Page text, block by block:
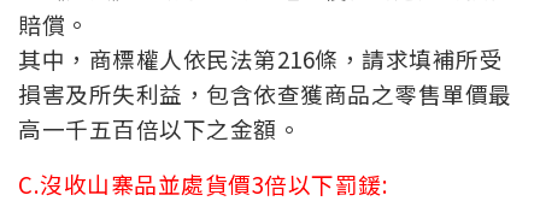
賠償。
其中，商標權人依民法第216條，請求填補所受
損害及所失利益，包含依查獲商品之零售單價最
高一千五百倍以下之金額。
C.沒收山寨品並處貨價3倍以下罰鍰: